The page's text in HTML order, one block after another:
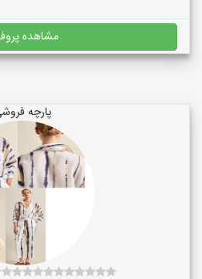
مشاهده
پارچه